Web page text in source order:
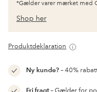
*Gælder varer mærket med
Shop her
Produktdeklaration
Ny kunde?– 40%